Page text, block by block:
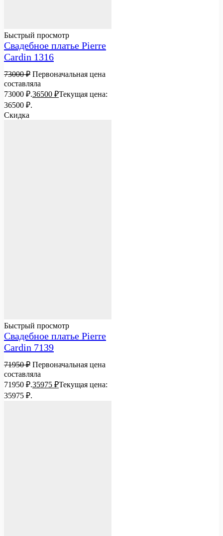
Быстрый просмотр
Свадебное платье Pierre
Cardin 1316
73000₽ Первоначальная цена
составляла
73000 ₽.36500 ₽Текущая цена:
36500 ₽.
Скидка
Быстрый просмотр
Свадебное платье Pierre
Cardin 7139
71950₽ Первоначальная цена
составляла
71950 ₽.35975 ₽Текущая цена:
35975 ₽.